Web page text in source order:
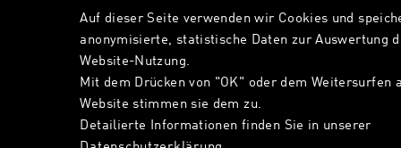
Auf dieser Seite verwenden wir Cookies und
anonymisierte, statistische Daten zur Auswertung
Website-Nutzung.
Mit dem Drücken von "OK" oder dem Weitersurfen
Website stimmen sie dem zu.
Detailierte Informationen finden Sie in unserer